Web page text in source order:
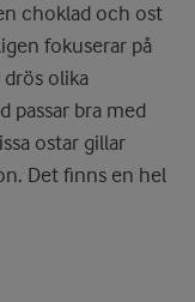
choklad och ost
fokuserar på
olika
passar bra med
ostar gillar
Det finns en hel